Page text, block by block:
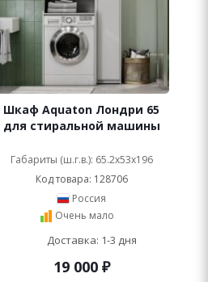
Шкаф Aquaton Лондри 65
для стиральной машины
Габариты (ш.г.в.): 65.2x53x196
Код товара: 128706
Россия
Очень мало
Доставка: 1-3 дня
19 000₽